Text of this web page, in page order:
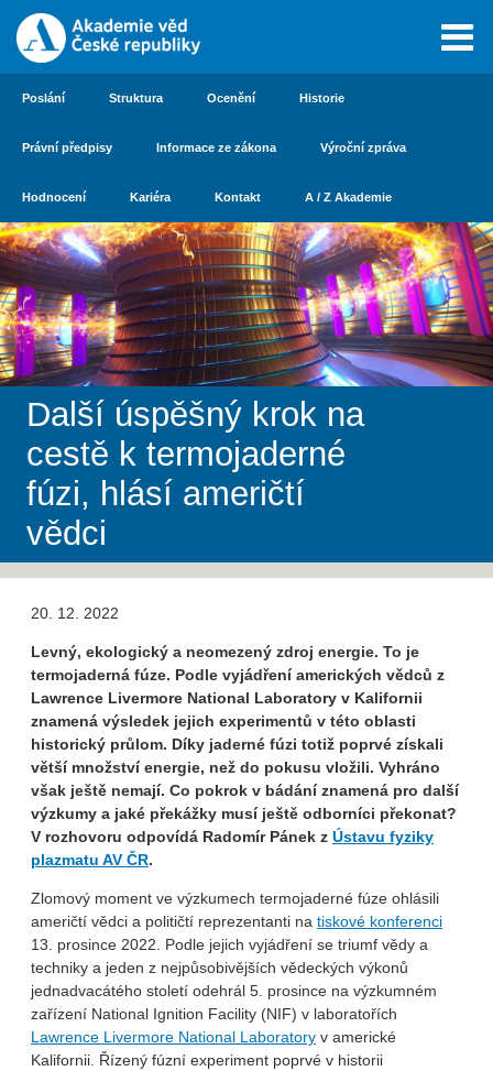
Poslání Struktura Ocenění Historie
Právní předpisy Informace ze zákona Výroční zpráva
Hodnocení Kariéra Kontakt A / Z Akademie
Další úspěšný krok na
cestě k termojaderné
fúzi, hlásí američtí
vědci
20. 12. 2022
Levný, ekologický a neomezený zdroj energie. To je
termojaderná fúze. Podle vyjádření amerických vědců z
Lawrence Livermore National Laboratory v Kalifornii
znamená výsledek jejich experimentů v této oblasti
historický průlom. Díky jaderné fúzi totiž poprvé získali
větší množství energie, než do pokusu vložili. Vyhráno
však ještě nemají. Co pokrok v bádání znamená pro další
výzkumy a jaké překážky musí ještě odborníci překonat?
V rozhovoru odpovídá Radomír Pánek z Ústavu fyziky
plazmatu AV ČR.
Zlomový moment ve výzkumech termojaderné fúze ohlásili
američtí vědci a političtí reprezentanti na tiskové konferenci
13. prosince 2022. Podle jejich vyjádření se triumf vědy a
techniky a jeden z nejpůsobivějších vědeckých výkonů
jednadvacátého století odehrál 5. prosince na výzkumném
zařízení National Ignition Facility (NIF) v laboratořích
Lawrence Livermore National Laboratory v americké
Kalifornii. Řízený fúzní experiment poprvé v historii